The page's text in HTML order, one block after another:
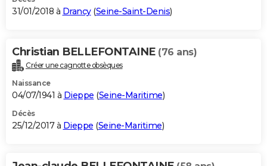
31/01/2018 à Drancy(Seine-Saint-Denis)
Christian BELLEFONTAINE (76 ans)
Créer une cagnotte obsèques
Naissance
04/07/1941 à Dieppe (Seine-Maritime)
Décès
25/12/2017 à Dieppe (Seine-Maritime)